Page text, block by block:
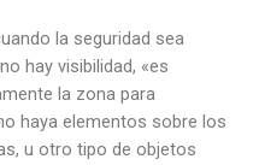
la seguridad sea
hay visibilidad, «es
la zona para
haya elementos sobre los
u otro tipo de objetos